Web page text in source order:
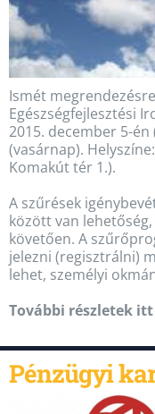
Ismét
Egészségfejlesztési
2015. december 5-
(vasárnap).
Komakút tér 1.).
A szűrések
között van
követően. A
jelezni (regisztrálni)
lehet, személyi
További részletek
Pénzügyi